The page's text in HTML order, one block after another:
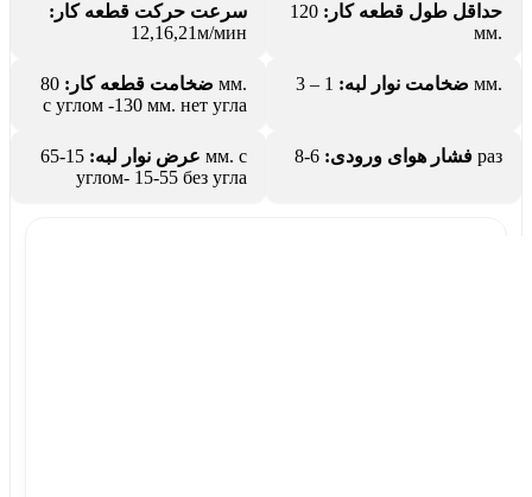
سرعت حرکت قطعه کار:
12,16,21м/мин
حداقل طول قطعه کار: 120
мм.
ضخامت قطعه کار: 80 мм.
с углом -130 мм. нет угла
ضخامت نوار لبه: 1 – 3 мм.
عرض نوار لبه:
15-65 мм. с
углом- 15-55 без угла
فشار هوای ورودی: 6-8 раз